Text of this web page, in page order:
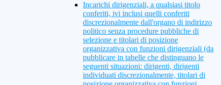
Incarichi dirigenziali, a qualsiasi titolo
conferiti, ivi inclusi quelli conferiti
discrezionalmente dall'organo di indirizzo
politico senza procedure pubbliche di
selezione e titolari di posizione
organizzativa con funzioni dirigenziali (da
pubblicare in tabelle che distinguano le
seguenti situazioni: dirigenti, dirigenti
individuati discrezionalmente, titolari di